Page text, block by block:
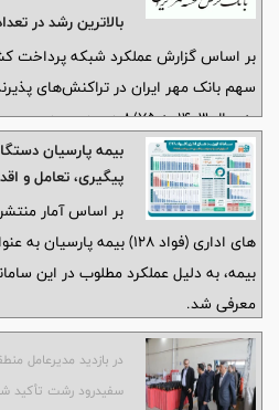
بالاترین رشد در
به سال ۱۴۰۳ به ۸/۷۵ درصد رسید.
بیمه پارسیان
پیگیری، تعامل و
شناخته شد
بر اساس آمار
های اداری (فواد 128) بیمه
معرفی شد.
در بازدید مدیرعامل
سفیدرود رشت تأکید